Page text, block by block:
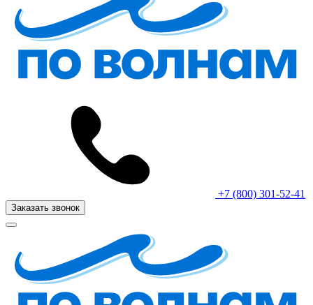
+7 (800) 301-52-41
Заказать звонок